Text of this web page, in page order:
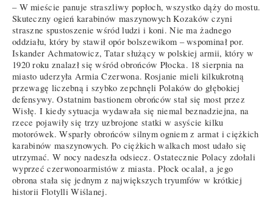
– W mieście panuje straszliwy popłoch, wszystko dąży do mostu.
Skuteczny ogień karabinów maszynowych Kozaków czyni
straszne spustoszenie wśród ludzi i koni. Nie ma żadnego
oddziału, który by stawił opór bolszewikom – wspominał por.
Iskander Achmatowicz, Tatar służący w polskiej armii, który w
1920 roku znalazł się wśród obrońców Płocka. 18 sierpnia na
miasto uderzyła Armia Czerwona. Rosjanie mieli kilkukrotną
przewagę liczebną i szybko zepchnęli Polaków do głębokiej
defensywy. Ostatnim bastionem obrońców stał się most przez
Wisłę. I kiedy sytuacja wydawała się niemal beznadziejna, na
rzece pojawiły się trzy uzbrojone statki w asyście kilku
motorówek. Wsparły obrońców silnym ogniem z armat i ciężkich
karabinów maszynowych. Po ciężkich walkach most udało się
utrzymać. W nocy nadeszła odsiecz. Ostatecznie Polacy zdołali
wyprzeć czerwonoarmistów z miasta. Płock ocalał, a jego
obrona stała się jednym z największych tryumfów w krótkiej
historii Flotylli Wiślanej.